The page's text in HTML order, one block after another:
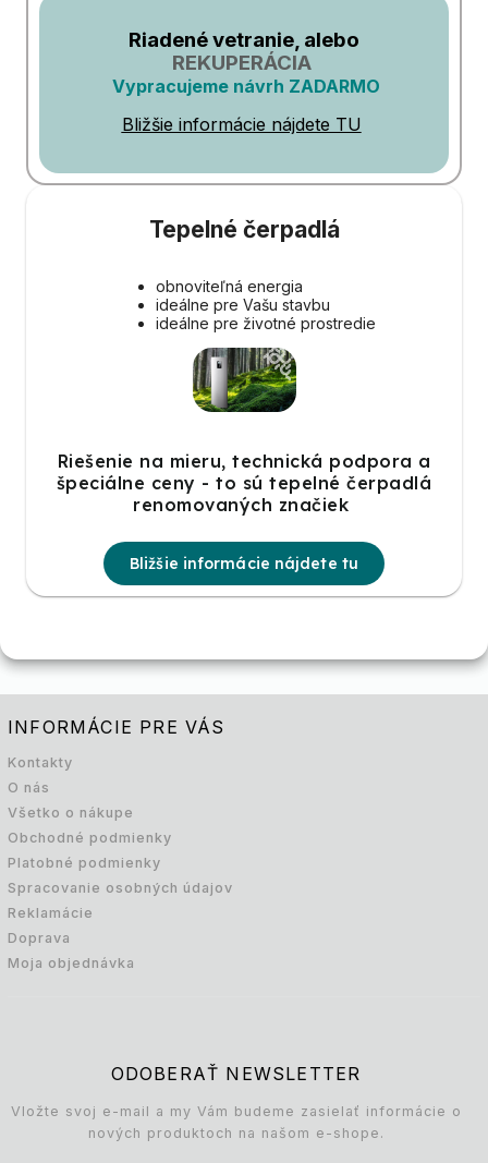
Riadené vetranie, alebo
REKUPERÁCIA
Vypracujeme návrh ZADARMO
Bližšie informácie nájdete TU
Tepelné čerpadlá
obnoviteľná energia
ideálne pre Vašu stavbu
ideálne pre životné prostredie
Riešenie na mieru, technická podpora a
špeciálne ceny - to sú tepelné čerpadlá
renomovaných značiek
Bližšie informácie nájdete tu
INFORMÁCIE PRE VÁS
Kontakty
O nás
Všetko o nákupe
Obchodné podmienky
Platobné podmienky
Spracovanie osobných údajov
Reklamácie
Doprava
Moja objednávka
ODOBERAŤ NEWSLETTER
Vložte svoj e-mail a my Vám budeme zasielať informácie o
nových produktoch na našom e-shope.